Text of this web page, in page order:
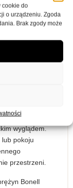
cookie do
o urządzeniu. Zgoda
Brak zgody może
(0)
z funkcją
wyglądem.
pokoju
przestrzeni.
Bonell